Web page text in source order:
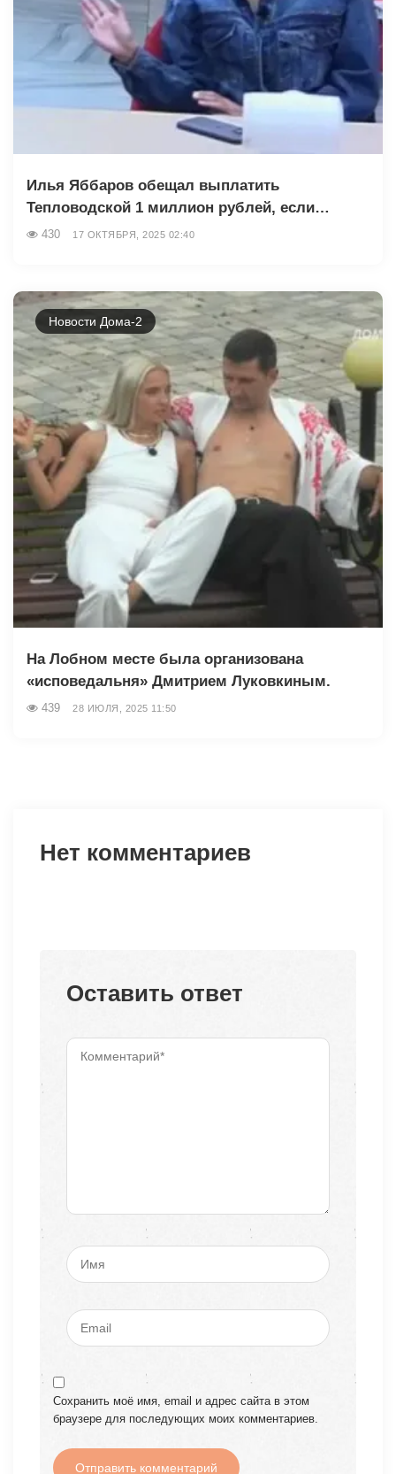
Илья Яббаров обещал выплатить
Тепловодской 1 миллион рублей, если…
430 17 ОКТЯБРЯ, 2025 02:40
Новости Дома-2
На Лобном месте была организована
«исповедальня» Дмитрием Луковкиным.
439 28 ИЮЛЯ, 2025 11:50
Нет комментариев
Оставить ответ
Сохранить моё имя, email и адрес сайта в этом
браузере для последующих моих комментариев.